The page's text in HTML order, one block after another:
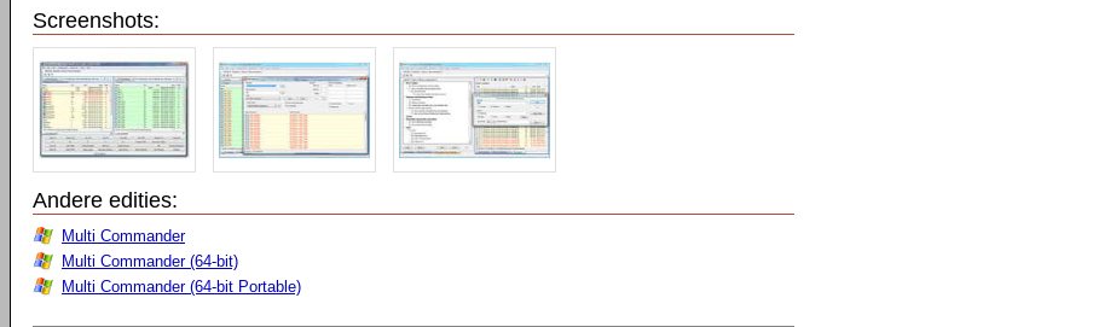
Screenshots:
Andere edities:
Multi Commander
Multi Commander (64-bit)
Multi Commander (64-bit Portable)